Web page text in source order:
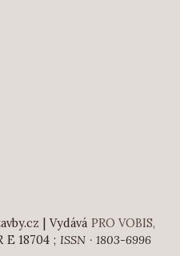
| Vydává PRO VOBIS,
E 18704 ; ISSN · 1803-6996